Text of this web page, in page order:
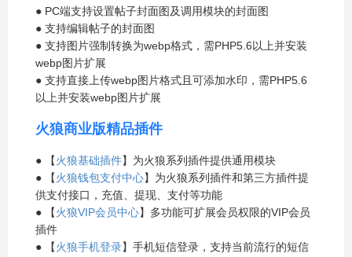
● PC端支持设置帖子封面图及调用模块的封面图
● 支持编辑帖子的封面图
● 支持图片强制转换为webp格式，需PHP5.6以上并安装
webp图片扩展
● 支持直接上传webp图片格式且可添加水印，需PHP5.6
以上并安装webp图片扩展
火狼商业版精品插件
● 【火狼基础插件】为火狼系列插件提供通用模块
● 【火狼钱包支付中心】为火狼系列插件和第三方插件提
供支付接口，充值、提现、支付等功能
● 【火狼VIP会员中心】多功能可扩展会员权限的VIP会员
插件
● 【火狼手机登录】手机短信登录，支持当前流行的短信